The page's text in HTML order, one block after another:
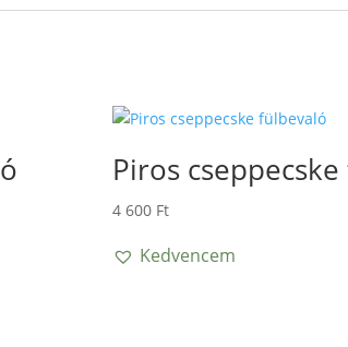
Piros
4 600 Ft
Kedvencem